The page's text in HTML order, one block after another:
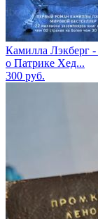
Камилла Лэкберг
о Патрике Хед...
300 руб.